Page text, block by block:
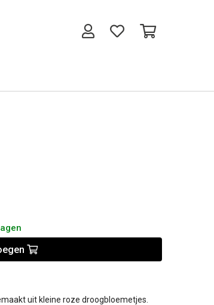
uit kleine roze droogbloemetjes.